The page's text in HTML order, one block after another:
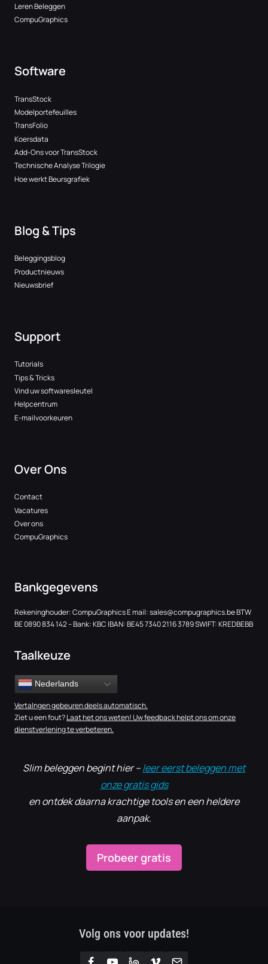
Leren Beleggen
CompuGraphics
Software
TransStock
Modelportefeuilles
TransFolio
Koersdata
Add-Ons voor TransStock
Technische Analyse Trilogie
Hoe werkt Beursgrafiek
Blog & Tips
Beleggingsblog
Productnieuws
Nieuwsbrief
Support
Tutorials
Tips & Tricks
Vind uw softwaresleutel
Helpcentrum
E-mailvoorkeuren
Over Ons
Contact
Vacatures
Over ons
CompuGraphics
Bankgegevens
Rekeninghouder: CompuGraphics E mail:sales@compugraphics.beBTW
BE 0890 834 142 – Bank: KBC IBAN: BE45 7340 2116 3789 SWIFT: KREDBEBB
Taalkeuze
Nederlands
Vertalngen gebeuren deels automatisch.
Ziet u een fout?Laat het ons weten! Uw feedback helpt ons om onze
dienstverlening te verbeteren.
Slim beleggen begint hier –leer eerst beleggen met
onze gratis gids
en ontdek daarna krachtige tools en een heldere
aanpak.
Probeer gratis
Volg ons voor updates!